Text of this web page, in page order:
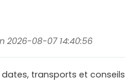
2026-08-07 14:40:56
dates, transports et conseils